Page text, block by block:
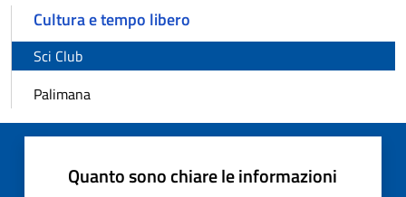
Cultura e tempo libero
Sci Club
Palimana
Quanto sono chiare le informazioni